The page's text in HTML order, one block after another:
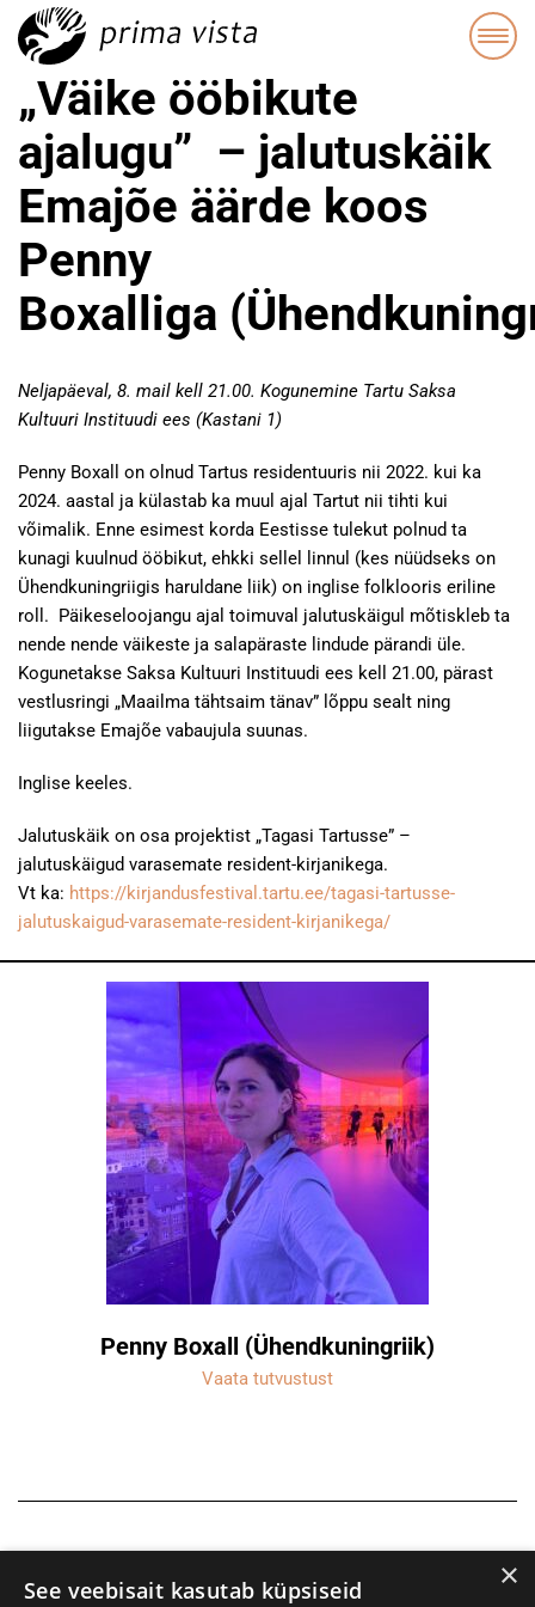
„Väike ööbikute
ajalugu” – jalutuskäik
Emajõe äärde koos
Penny
Boxalliga
Neljapäeval, 8. mail kell 21.00. Kogunemine Tartu Saksa
Kultuuri Instituudi ees (Kastani 1)
Penny Boxall on olnud Tartus residentuuris nii 2022. kui ka
2024. aastal ja külastab ka muul ajal Tartut nii tihti kui
võimalik. Enne esimest korda Eestisse tulekut polnud ta
kunagi kuulnud ööbikut, ehkki sellel linnul (kes nüüdseks on
Ühendkuningriigis haruldane liik) on inglise folklooris eriline
roll. Päikeseloojangu ajal toimuval jalutuskäigul mõtiskleb ta
nende nende väikeste ja salapäraste lindude pärandi üle.
Kogunetakse Saksa Kultuuri Instituudi ees kell 21.00, pärast
vestlusringi „Maailma tähtsaim tänav” lõppu sealt ning
liigutakse Emajõe vabaujula suunas.
Inglise keeles.
Jalutuskäik on osa projektist „Tagasi Tartusse” –
jalutuskäigud varasemate resident-kirjanikega.
Vt ka: https://kirjandusfestival.tartu.ee/tagasi-tartusse-
jalutuskaigud-varasemate-resident-kirjanikega/
Penny Boxall (Ühendkuningriik)
Vaata tutvustust
×
See veebisait kasutab küpsiseid